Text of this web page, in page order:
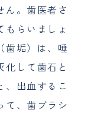
ん。歯医者さ
らいましょ
歯垢）は、唾
して歯石と
、出血するこ
て、歯ブラシ